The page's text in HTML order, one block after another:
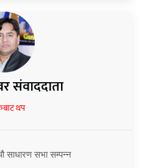
संवाददाता
थप
साधारण सभा सम्पन्न